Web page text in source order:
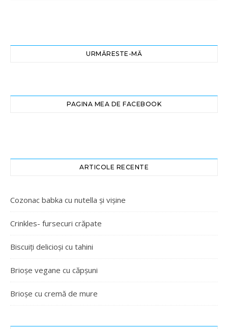
URMĂRESTE-MĂ
PAGINA MEA DE FACEBOOK
ARTICOLE RECENTE
Cozonac babka cu nutella și vișine
Crinkles- fursecuri crăpate
Biscuiți delicioși cu tahini
Brioșe vegane cu căpșuni
Brioșe cu cremă de mure